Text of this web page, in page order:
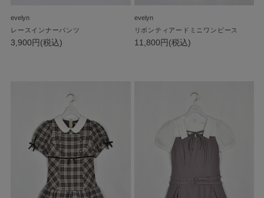
evelyn
レースインナーパンツ
3,900円(税込)
evelyn
リボンティアードミニワンピース
11,800円(税込)